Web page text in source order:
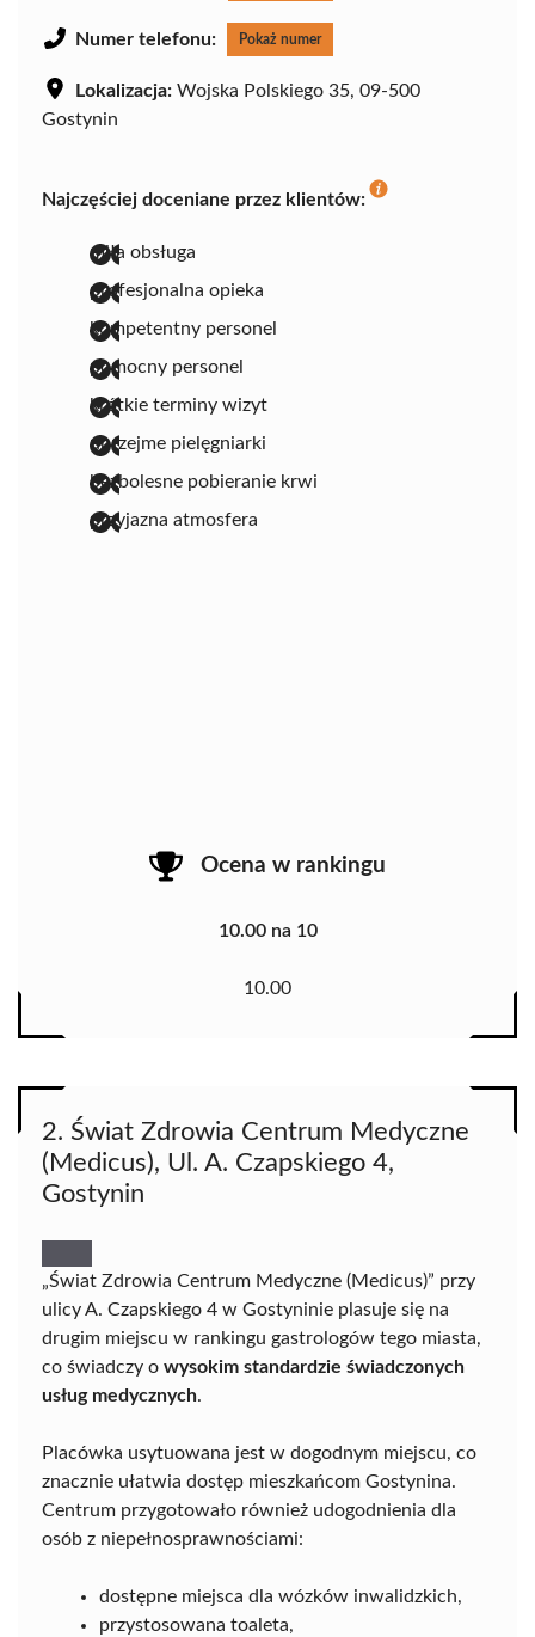
Numer telefonu: Pokaż numer
Lokalizacja: Wojska Polskiego 35, 09-500
Gostynin
Najczęściej doceniane przez klientów:
miła obsługa
profesjonalna opieka
kompetentny personel
pomocny personel
krótkie terminy wizyt
uprzejme pielęgniarki
bezbolesne pobieranie krwi
przyjazna atmosfera
Ocena w rankingu
10.00 na 10
10.00
2. Świat Zdrowia Centrum Medyczne
(Medicus), Ul. A. Czapskiego 4,
Gostynin
„Świat Zdrowia Centrum Medyczne (Medicus)” przy
ulicy A. Czapskiego 4 w Gostyninie plasuje się na
drugim miejscu w rankingu gastrologów tego miasta,
co świadczy o wysokim standardzie świadczonych
usług medycznych.
Placówka usytuowana jest w dogodnym miejscu, co
znacznie ułatwia dostęp mieszkańcom Gostynina.
Centrum przygotowało również udogodnienia dla
osób z niepełnosprawnościami:
dostępne miejsca dla wózków inwalidzkich,
przystosowana toaleta,